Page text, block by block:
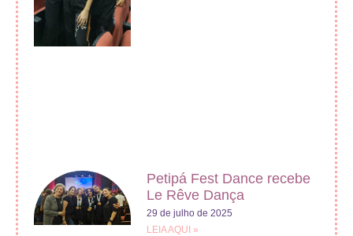
Petipá Fest Dance recebe
Le Rêve Dança
29 de julho de 2025
LEIA AQUI »